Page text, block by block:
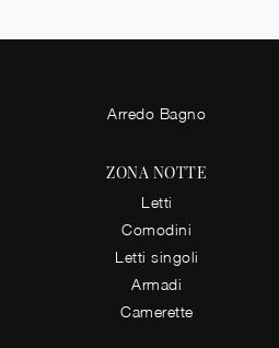
Arredo Bagno
ZONA NOTTE
Letti
Comodini
Letti singoli
Armadi
Camerette